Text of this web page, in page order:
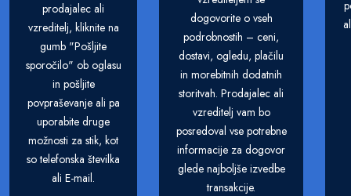
prodajalec ali
vzreditelj, kliknite na
gumb "Pošljite
sporočilo" ob oglasu
in pošljite
povpraševanje ali pa
uporabite druge
možnosti za stik, kot
so telefonska številka
ali E-mail.
dogovorite o vseh
podrobnostih – ceni,
dostavi, ogledu, plačilu
in morebitnih dodatnih
storitvah. Prodajalec ali
vzreditelj vam bo
posredoval vse potrebne
informacije za dogovor
glede najboljše izvedbe
transakcije.